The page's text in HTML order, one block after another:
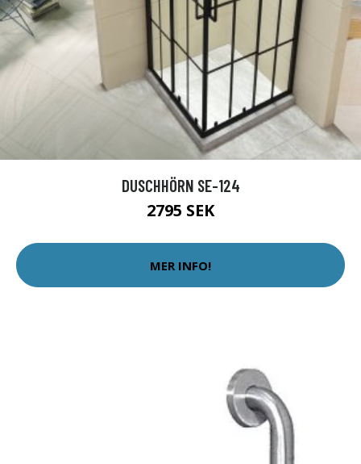
DUSCHHÖRN SE-124
2795 SEK
MER INFO!